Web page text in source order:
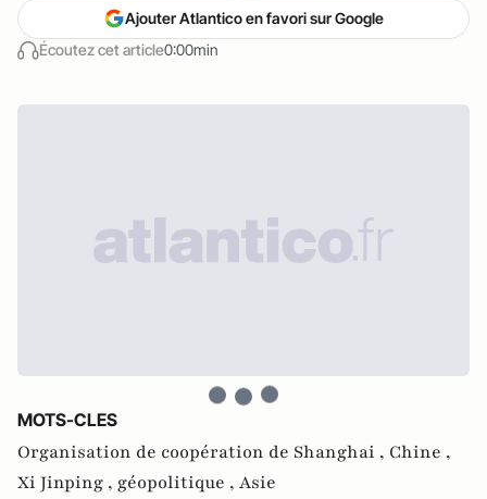
Écoutez cet article0:00min
Ajouter Atlantico en favori sur Google
MOTS-CLES
Organisation de coopération de Shanghai , Chine ,
Xi Jinping , géopolitique , Asie